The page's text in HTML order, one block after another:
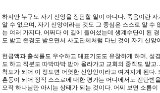
하지만 누구도 자기 신앙을 장담할 일이 아니다. 죽음이란
알 수 없으며, 자기 신앙이라는 것도 그 중심은 스스로 알 수
는 여러 가지다. 어쩌다 이 길에 들어섰는데 생계수단이 된
도 받고 존경도 받으면서 사교단체처럼 다닌 것이 자기 신앙
헌금액과 출석률도 우수하고 대표기도도 유창하게 하며, 성
도 하고 직분도 따박따박 받아 올라가고 교회의 중직도 맡
척도가 되어 이 정도면 어엿한 신앙인이라고 여겨지게 된다.
혼동이 되어 정작 스스로에 대한 평가는 어디에서도 진단받
오직 하나님만 아시는 상태가 되는 것이다. 어찌 보면 소름이